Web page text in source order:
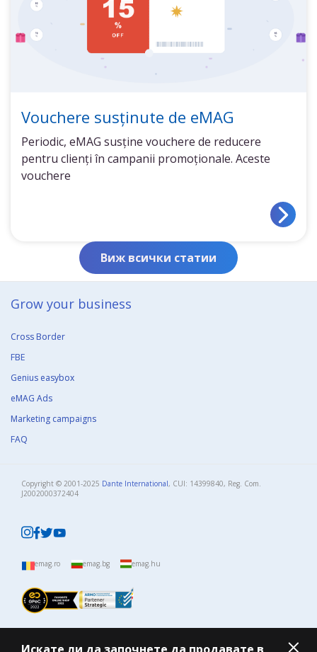
Vouchere susținute de eMAG
Periodic, eMAG susține vouchere de reducere
pentru clienți în campanii promoționale. Aceste
vouchere
Виж всички статии
Grow your business​
Cross Border
FBE
Genius easybox
eMAG Ads
Marketing campaigns
FAQ
Copyright © 2001-2025 Dante International, CUI: 14399840, Reg. Com.
J2002000372404​
emag.ro emag.bg emag.hu